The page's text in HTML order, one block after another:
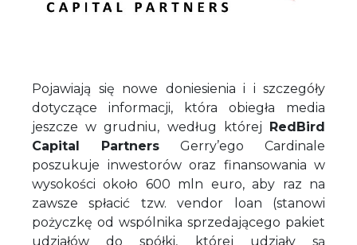
Pojawiają się nowe doniesienia i i szczegóły
dotyczące informacji, która obiegła media
jeszcze w grudniu, według której RedBird
Capital Partners Gerry’ego Cardinale
poszukuje inwestorów oraz finansowania w
wysokości około 600 mln euro, aby raz na
zawsze spłacić tzw. vendor loan (stanowi
pożyczkę od wspólnika sprzedającego pakiet
udziałów do spółki, której udziały są